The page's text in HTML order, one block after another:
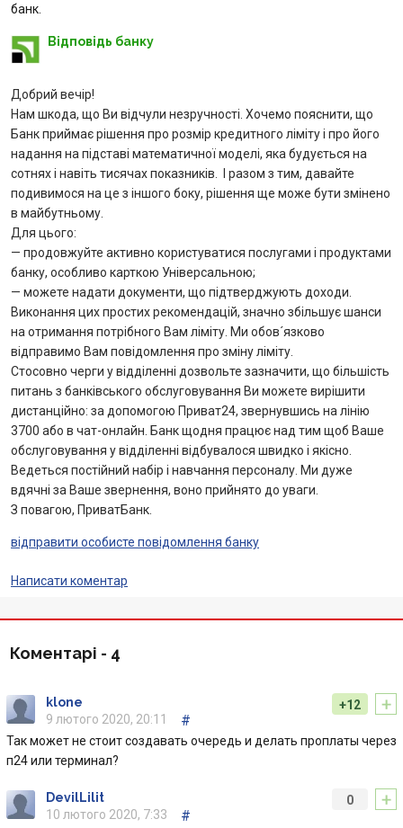
Кредити
Відділення і банкомати
Інтернет-банкінг
Банки-партнери
Акції
Счета для бизнеса
банк.
Відповідь банку
Добрий вечір!
Нам шкода, що Ви відчули незручності. Хочемо пояснити, що
Банк приймає рішення про розмір кредитного ліміту і про його
надання на підставі математичної моделі, яка будується на
сотнях і навіть тисячах показників. І разом з тим, давайте
подивимося на це з іншого боку, рішення ще може бути змінено
в майбутньому.
Для цього:
— продовжуйте активно користуватися послугами і продуктами
банку, особливо карткою Універсальною;
— можете надати документи, що підтверджують доходи.
Виконання цих простих рекомендацій, значно збільшує шанси
на отримання потрібного Вам ліміту. Ми обов´язково
відправимо Вам повідомлення про зміну ліміту.
Стосовно черги у відділенні дозвольте зазначити, що більшість
питань з банківського обслуговування Ви можете вирішити
дистанційно: за допомогою Приват24, звернувшись на лінію
3700 або в чат-онлайн. Банк щодня працює над тим щоб Ваше
обслуговування у відділенні відбувалося швидко і якісно.
Ведеться постійний набір і навчання персоналу. Ми дуже
вдячні за Ваше звернення, воно прийнято до уваги.
З повагою, ПриватБанк.
відправити особисте повідомлення банку
Написати коментар
Коментарі - 4
+
+12
klone
9 лютого 2020, 20:11
#
Так может не стоит создавать очередь и делать проплаты через
п24 или терминал?
+
0
DevilLilit
10 лютого 2020, 7:33
#